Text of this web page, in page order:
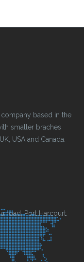
company based in the
smaller braches
USA and Canada.
road, Port Harcourt.